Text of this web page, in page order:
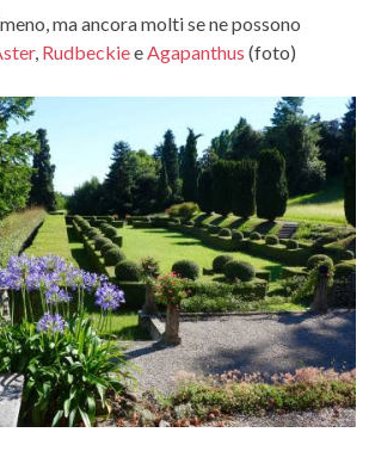
ma ancora molti se ne possono
, Rudbeckiee Agapanthus (foto)